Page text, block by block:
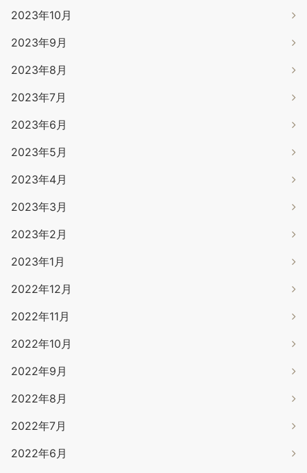
2023年10月
2023年9月
2023年8月
2023年7月
2023年6月
2023年5月
2023年4月
2023年3月
2023年2月
2023年1月
2022年12月
2022年11月
2022年10月
2022年9月
2022年8月
2022年7月
2022年6月